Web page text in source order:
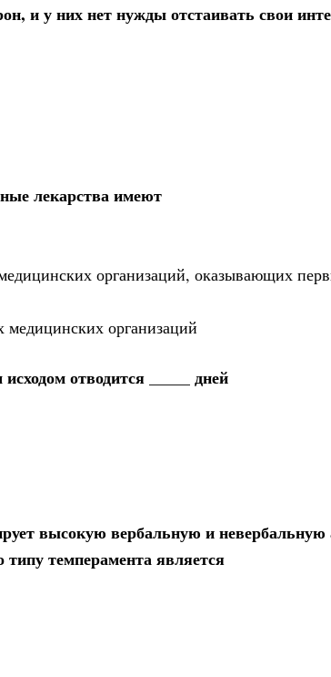
и у них нет нужды отстаивать свои
лекарства имеют
организаций, оказывающих
медицинских организаций
отводится _____ дней
высокую вербальную и невербальную
темперамента является